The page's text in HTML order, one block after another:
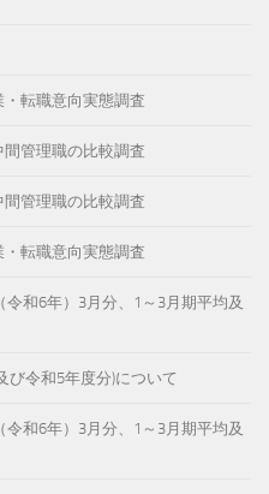
転職意向実態調査
管理職の比較調査
管理職の比較調査
転職意向実態調査
和6年）3月分、1～3月期平均及
び令和5年度分)について
和6年）3月分、1～3月期平均及